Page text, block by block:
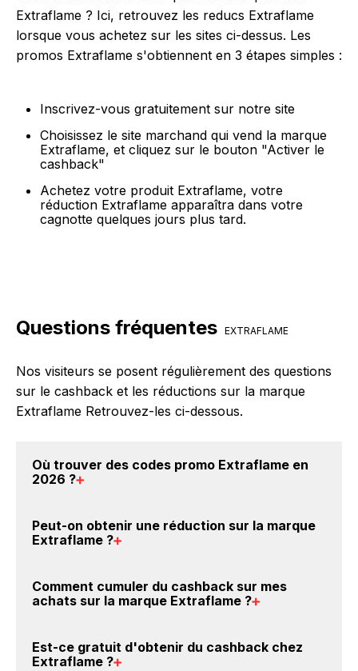
Extraflame ? Ici, retrouvez les reducs Extraflame
lorsque vous achetez sur les sites ci-dessus. Les
promos Extraflame s'obtiennent en 3 étapes simples :
Inscrivez-vous gratuitement sur notre site
Choisissez le site marchand qui vend la marque
Extraflame, et cliquez sur le bouton "Activer le
cashback"
Achetez votre produit Extraflame, votre
réduction Extraflame apparaîtra dans votre
cagnotte quelques jours plus tard.
Questions fréquentes EXTRAFLAME
Nos visiteurs se posent régulièrement des questions
sur le cashback et les réductions sur la marque
Extraflame Retrouvez-les ci-dessous.
Où trouver des codes promo Extraflame en
2026 ?
promo sur les produits Extraflame. Choisissez un site
Peut-on obtenir une réduction sur la marque
Extraflame ?
crédités sur votre cagnotte BackBackBack lorsque
vous achetez des produits de la marque Extraflame
compte de vos éventuels bonus.
Comment cumuler du cashback sur mes
achats sur la marque Extraflame ?
Extraflame : Créez votre compte sur BackBackBack
Est-ce gratuit d'obtenir du cashback chez
Extraflame ?